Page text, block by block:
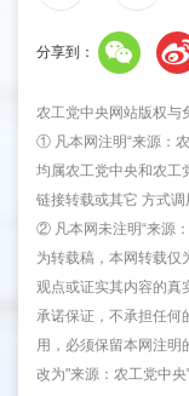
分享到：
农工党中央网站版权与
① 凡本网注明“来源：
均属农工党中央和农工
链接转载或其它 方式调
② 凡本网未注明“来源
为转载稿，本网转载仅
观点或证实其内容的真
承诺保证，不承担任何
用，必须保留本网注明
改为"来源：农工党中央